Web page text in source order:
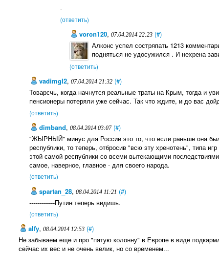
.
(ответить)
voron120,07.04.2014 22:23 (#)
Алконс успел состряпать 1213
подняться не удосужился . И нехрена
(ответить)
vadimgl2,07.04.2014 21:32 (#)
Товарсчь, когда начнутся реальные траты на Крым, тогда и
пенсионеры потеряли уже сейчас. Так что ждите, и до вас
(ответить)
dimband,08.04.2014 03:07 (#)
"ЖЫРНЫЙ" минус для России это то, что если раньше она
республики, то теперь, отбросив "всю эту хренотень", типа
этой самой республики со всеми вытекающими
самое, наверное, главное - для своего народа.
(ответить)
spartan_28,08.04.2014 11:21 (#)
-------------Путин теперь видишь.
(ответить)
alfy, 08.04.2014 12:53 (#)
Не забываем еще и про "пятую колонну" в Европе в виде
сейчас их вес и не очень велик, но со временем...